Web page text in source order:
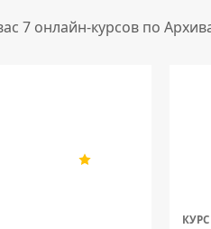
7 онлайн-курсов по
КУРС